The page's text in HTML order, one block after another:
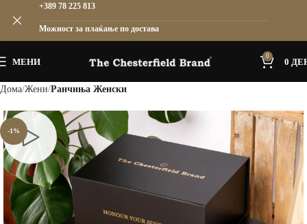
МЕНИ
0
0
Дома Жени Ранчиња Женски
-1%
+389 78 225 813
Можност за плаќање по достава